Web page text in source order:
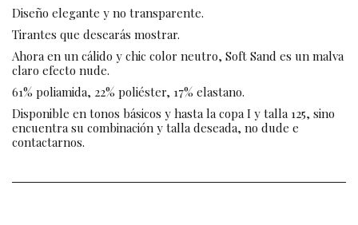
Diseño elegante y no transparente.
Tirantes que desearás mostrar.
Ahora en un cálido y chic color neutro, Soft Sand es un malva
claro efecto nude.
61% poliamida, 22% poliéster, 17% elastano.
Disponible en tonos básicos y hasta la copa I y talla 125, sino
encuentra su combinación y talla deseada, no dude e
contactarnos.